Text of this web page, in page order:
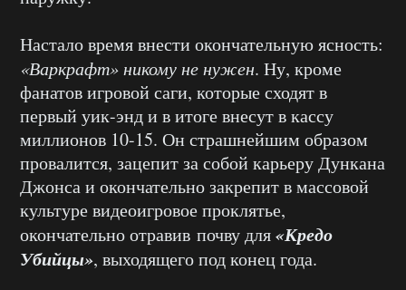
Настало время внести окончательную ясность:
«Варкрафт» никому не нужен. Ну, кроме
фанатов игровой саги, которые сходят в
первый уик-энд и в итоге внесут в кассу
миллионов 10-15. Он страшнейшим образом
провалится, зацепит за собой карьеру Дункана
Джонса и окончательно закрепит в массовой
культуре видеоигровое проклятье,
окончательно отравив почву для«Кредо
Убийцы», выходящего под конец года.